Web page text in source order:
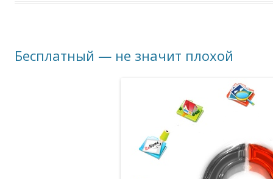
Бесплатный — не значит плохой